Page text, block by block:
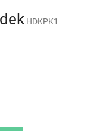
HDKPK1